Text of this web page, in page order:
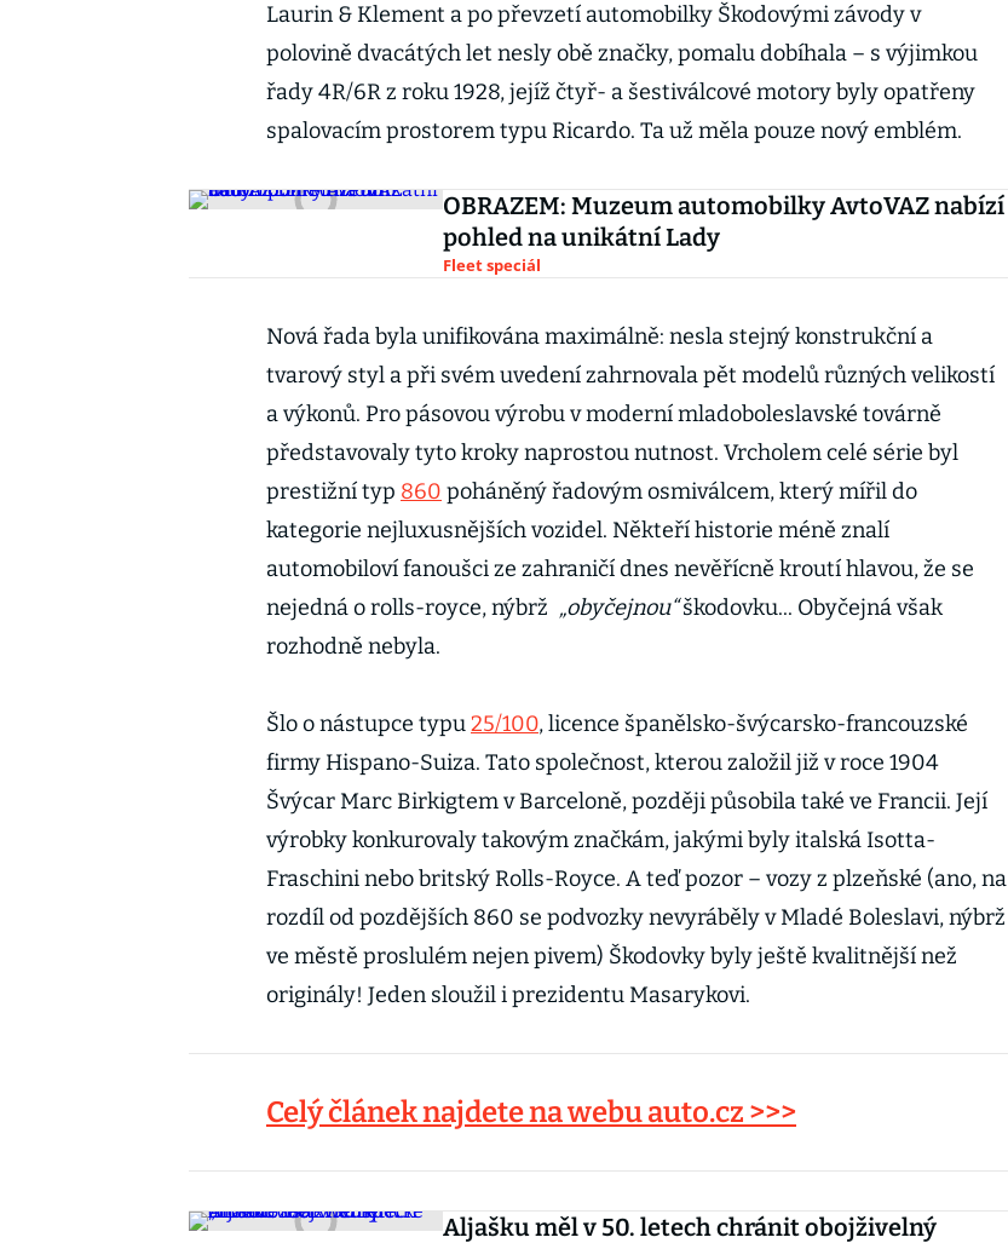
Laurin & Klement a po převzetí automobilky Škodovými závody v
polovině dvacátých let nesly obě značky, pomalu dobíhala – s výjimkou
řady 4R/6R z roku 1928, jejíž čtyř- a šestiválcové motory byly opatřeny
spalovacím prostorem typu Ricardo. Ta už měla pouze nový emblém.
OBRAZEM: Muzeum automobilky AvtoVAZ nabízí
pohled na unikátní Lady
Fleet speciál
Nová řada byla unifikována maximálně: nesla stejný konstrukční a
tvarový styl a při svém uvedení zahrnovala pět modelů různých velikostí
a výkonů. Pro pásovou výrobu v moderní mladoboleslavské továrně
představovaly tyto kroky naprostou nutnost. Vrcholem celé série byl
prestižní typ 860 poháněný řadovým osmiválcem, který mířil do
kategorie nejluxusnějších vozidel. Někteří historie méně znalí
automobiloví fanoušci ze zahraničí dnes nevěřícně kroutí hlavou, že se
nejedná o rolls-royce, nýbrž „obyčejnou“škodovku... Obyčejná však
rozhodně nebyla.
Šlo o nástupce typu25/100, licence španělsko-švýcarsko-francouzské
firmy Hispano-Suiza. Tato společnost, kterou založil již v roce 1904
Švýcar Marc Birkigtem v Barceloně, později působila také ve Francii. Její
výrobky konkurovaly takovým značkám, jakými byly italská Isotta-
Fraschini nebo britský Rolls-Royce. A teď pozor – vozy z plzeňské (ano, na
rozdíl od pozdějších 860 se podvozky nevyráběly v Mladé Boleslavi, nýbrž
ve městě proslulém nejen pivem) Škodovky byly ještě kvalitnější než
originály! Jeden sloužil i prezidentu Masarykovi.
Celý článek najdete na webu auto.cz >>>
Aljašku měl v 50. letech chránit obojživelný